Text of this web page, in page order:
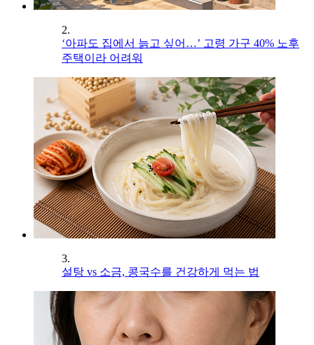
2.
‘아파도 집에서 늙고 싶어…’ 고령 가구 40% 노후
주택이라 어려워
3.
설탕 vs 소금, 콩국수를 건강하게 먹는 법